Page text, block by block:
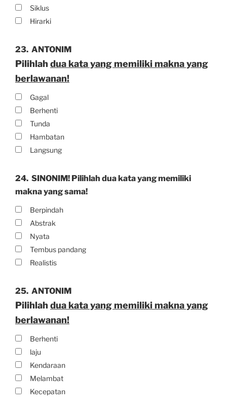
Siklus
Hirarki
23. ANTONIM
Pilihlah dua kata yang memiliki makna yang
berlawanan!
Gagal
Berhenti
Tunda
Hambatan
Langsung
24. SINONIM! Pilihlah dua kata yang memiliki
makna yang sama!
Berpindah
Abstrak
Nyata
Tembus pandang
Realistis
25. ANTONIM
Pilihlah dua kata yang memiliki makna yang
berlawanan!
Berhenti
laju
Kendaraan
Melambat
Kecepatan